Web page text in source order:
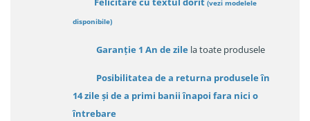
(vezi modelele
disponibile)
Garanție 1 An de zile la toate produsele
Posibilitatea de a returna produsele în
14 zileși de a primi banii înapoi fara nici o
întrebare